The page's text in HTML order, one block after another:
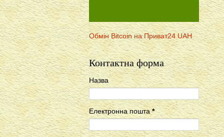
Обмін Bitcoin на Приват24 UAH
Контактна форма
Назва
Електронна пошта*